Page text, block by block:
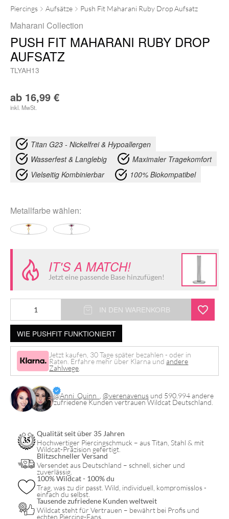
Piercings Aufsätze Push Fit Maharani Ruby Drop Aufsatz
Maharani Collection
PUSH FIT MAHARANI RUBY DROP
AUFSATZ
TLYAH13
ab 16,99 €
inkl. MwSt.
Titan G23 - Nickelfrei & Hypoallergen
Wasserfest & Langlebig
Maximaler Tragekomfort
Vielseitig Kombinierbar
100% Biokompatibel
Metallfarbe wählen:
IT'S A MATCH!
Jetzt eine passende Base hinzufügen!
IN DEN WARENKORB
WIE PUSHFIT FUNKTIONIERT
Jetzt kaufen, 30 Tage später bezahlen - oder in
Raten. Erfahre mehr über Klarna undandere
Zahlwege
@Anni_Quinn_ @verenavenus und 590.994 andere
zufriedene Kunden vertrauen Wildcat Deutschland.
Qualität seit über 35 Jahren
Hochwertiger Piercingschmuck – aus Titan, Stahl & mit
Wildcat-Präzision gefertigt.
Blitzschneller Versand
Versendet aus Deutschland – schnell, sicher und
zuverlässig.
100% Wildcat - 100% du
Trag, was zu dir passt. Wild, individuell, kompromisslos -
einfach du selbst.
Tausende zufriedene Kunden weltweit
Wildcat steht für Vertrauen – bewährt bei Profis und
echten Piercing-Fans.